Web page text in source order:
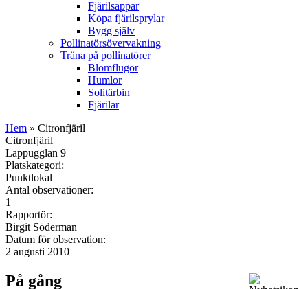
Fjärilsappar
Köpa fjärilsprylar
Bygg själv
Pollinatörsövervakning
Träna på pollinatörer
Blomflugor
Humlor
Solitärbin
Fjärilar
Hem » Citronfjäril
Citronfjäril
Lappugglan 9
Platskategori:
Punktlokal
Antal observationer:
1
Rapportör:
Birgit Söderman
Datum för observation:
2 augusti 2010
På gång